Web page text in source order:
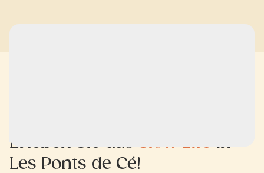
Erleben Sie das Slow Life in
Les Ponts de Cé!